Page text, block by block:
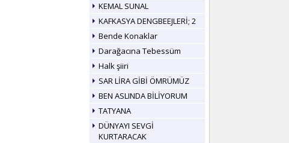
KEMAL SUNAL
KAFKASYA DENGBEEJLERİ; 2
Bende Konaklar
Darağacına Tebessüm
Halk şiiri
SAR LİRA GİBİ ÖMRÜMÜZ
BEN ASLINDA BİLİYORUM
TATYANA
DÜNYAYI SEVGİ
KURTARACAK